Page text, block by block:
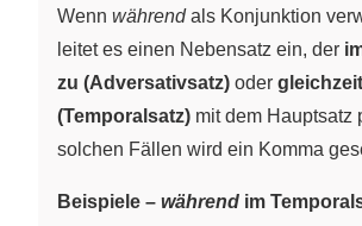
Wenn währendals Konjunktion
leitet es einen Nebensatz ein, der
zu (Adversativsatz) oder
(Temporalsatz) mit dem Hauptsatz
solchen Fällen wird ein Komma
Beispiele – während im